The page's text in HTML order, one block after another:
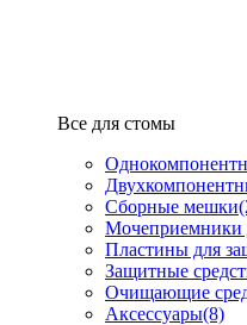
Все для стомы
Сборные мешки
Мочеприемники
Пластины для
Защитные
Очищающие
Аксессуары(8)